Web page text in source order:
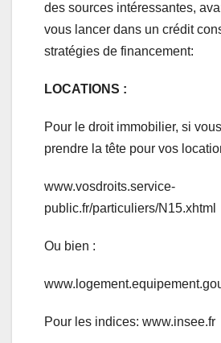
des sources intéressantes,
vous lancer dans un crédit
stratégies de financement:
LOCATIONS :
Pour le droit immobilier, si
prendre la tête pour vos
www.vosdroits.service-
public.fr/particuliers/N15.xhtml
Ou bien :
Pour les indices: www.insee.fr